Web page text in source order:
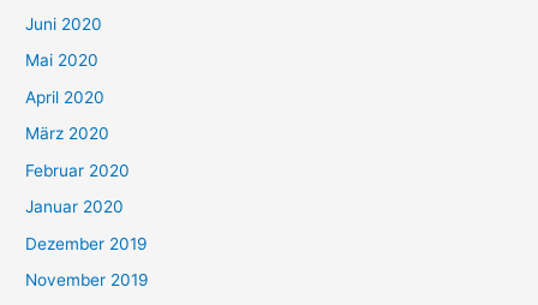
Juni 2020
Mai 2020
April 2020
März 2020
Februar 2020
Januar 2020
Dezember 2019
November 2019